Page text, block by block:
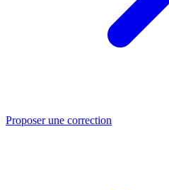
Proposer une correction